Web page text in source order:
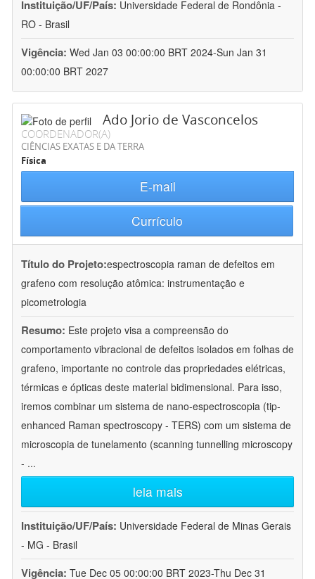
Instituição/UF/País: Universidade Federal de Rondônia -
RO - Brasil
Vigência: Wed Jan 03 00:00:00 BRT 2024-Sun Jan 31
00:00:00 BRT 2027
Ado Jorio de Vasconcelos
COORDENADOR(A)
CIÊNCIAS EXATAS E DA TERRA
Física
E-mail
Currículo
Título do Projeto:espectroscopia raman de defeitos em
grafeno com resolução atômica: instrumentação e
picometrologia
Resumo: Este projeto visa a compreensão do
comportamento vibracional de defeitos isolados em folhas de
grafeno, importante no controle das propriedades elétricas,
térmicas e ópticas deste material bidimensional. Para isso,
iremos combinar um sistema de nano-espectroscopia (tip-
enhanced Raman spectroscopy - TERS) com um sistema de
microscopia de tunelamento (scanning tunnelling microscopy
- ...
leia mais
Instituição/UF/País: Universidade Federal de Minas Gerais
- MG - Brasil
Vigência: Tue Dec 05 00:00:00 BRT 2023-Thu Dec 31